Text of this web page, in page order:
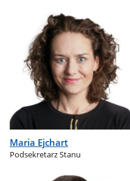
Maria Ejchart
Podsekretarz Stanu